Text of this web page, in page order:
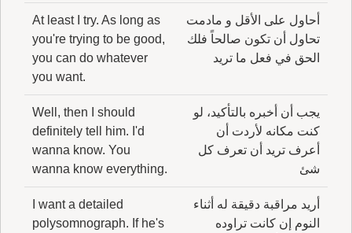
أحاول على الأقل و مادمت
تحاول أن تكون صالحاً فلك
الحق في فعل ما تريد
At least I try. As long as
you're trying to be good,
you can do whatever
you want.
يجب أن أخبره بالتأكيد، لو
كنت مكانه لأردت أن
أعرف تريد أن تعرف كل
شئ
Well, then I should
definitely tell him. I'd
wanna know. You
wanna know everything.
أريد مراقبة دقيقة له أثناء
النوم إن كانت تراوده
I want a detailed
polysomnograph. If he's